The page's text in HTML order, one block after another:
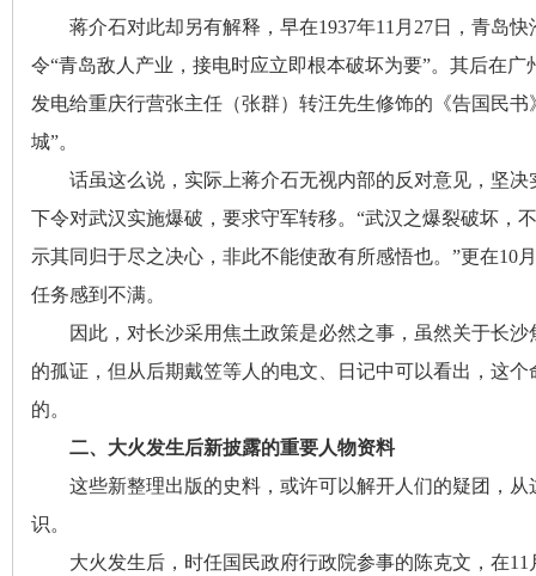
蒋介石对此却另有解释 ， 早在1937年11月27日，青岛快
令“青岛敌人产业 ， 接电时应立即根本破坏为要”。其后在广
发电给重庆行营张主任（张群）转汪先生修饰的《告国民书
城”。
话虽这么说 ， 实际上蒋介石无视内部的反对意见，坚决
下令对武汉实施爆破 ， 要求守军转移。“武汉之爆裂破坏 ，
示其同归于尽之决心，非此不能使敌有所感悟也。 ”更在10
任务感到不满。
因此 ， 对长沙采用焦土政策是必然之事，虽然关于长
的孤证，但从后期戴笠等人的电文、日记中可以看出 ， 这个
的。
二、大火发生后新披露的重要人物资料
这些新整理出版的史料 ， 或许可以解开人们的疑团，
识。
大火发生后 ， 时任国民政府行政院参事的陈克文，在11